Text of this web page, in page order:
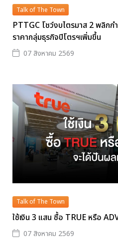
Talk of The Town
PTTGC โชว์งบไตรมาส 2 พลิกก
ราคากลุ่มธุรกิจปิโตรฯเพิ่มขึ้น
07 สิงหาคม 2569
Talk of The Town
ใช้เงิน 3 แสน ซื้อ TRUE หรือ
07 สิงหาคม 2569